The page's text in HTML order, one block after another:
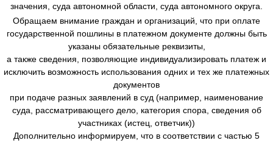
значения, суда автономной области, суда автономного округа.
Обращаем внимание граждан и организаций, что при оплате
государственной пошлины в платежном документе должны быть
указаны обязательные реквизиты,
а также сведения, позволяющие индивидуализировать платеж и
исключить возможность использования одних и тех же платежных
документов
при подаче разных заявлений в суд (например, наименование
суда, рассматривающего дело, категория спора, сведения об
участниках (истец, ответчик))
Дополнительно информируем, что в соответствии с частью 5